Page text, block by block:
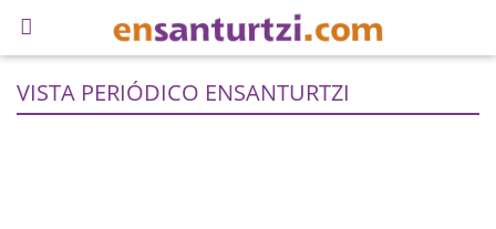
VISTA PERIÓDICO ENSANTURTZI